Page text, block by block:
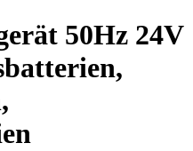
50Hz 24V